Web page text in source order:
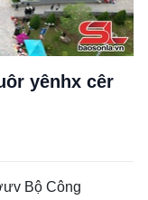
yênhx cêr
Bộ Công